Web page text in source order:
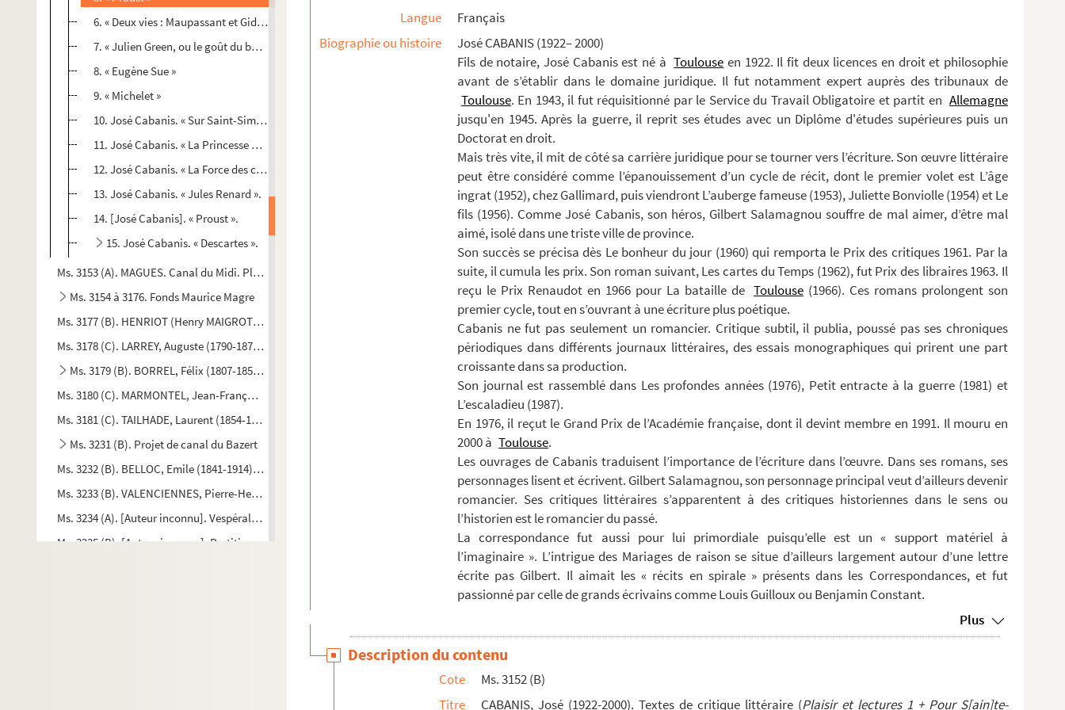
6. « Deux vies : Maupassant et Gide »
7. « Julien Green, ou le goût du bonheur »
8. « Eugène Sue »
9. « Michelet »
10. José Cabanis. « Sur Saint-Simon ».
11. José Cabanis. « La Princesse Mathilde ».
12. José Cabanis. « La Force des choses ».
13. José Cabanis. « Jules Renard ».
14. [José Cabanis]. « Proust ».
15. José Cabanis. « Descartes ».
Ms. 3153 (A). MAGUES. Canal du Midi. Plans et dessins du monument élevé sur les pierres de Naurouse à Pierre Paul ...
Ms. 3154 à 3176. Fonds Maurice Magre
Ms. 3177 (B). HENRIOT (Henry MAIGROT, dit ; 1857-1933). La Bourse et la Vie. Quarante croquis par Henriot (Pif).
Ms. 3178 (C). LARREY, Auguste (1790-1871). Correspondance familiale. 1831-1871
Ms. 3179 (B). BORREL, Félix (1807-1857). Manuscrits relatifs à la construction d’une barque destinée à la navigati...
Ms. 3180 (C). MARMONTEL, Jean-François (1723-1799). Lettre sur l’affaire Calas, adressée à Ribotte-Charon.
Ms. 3181 (C). TAILHADE, Laurent (1854-1919). Cas de conscience
Ms. 3231 (B). Projet de canal du Bazert
Ms. 3232 (B). BELLOC, Emile (1841-1914). Trois projets d’Etudes pyrénéennes. Résumés très succints par M. Emile Be...
Ms. 3233 (B). VALENCIENNES, Pierre-Henri de (1750-1819). Elémens de perspective pratique, à l’usage des artistes, ...
Ms. 3234 (A). [Auteur inconnu]. Vespéral in-folio
Ms. 3235 (B). [Auteur inconnu]. Partitions manuscrites, copiées à Toulouse le 24 août 1787 pour Mademoiselle Félic...
Ms. 3239 (A). [FONCES, Jacques] (restauration). Grand livre de choeur polyphonique.
Ms. 3240 (C). FAYOLLE, Félix de. Excursion sur la montagne d’Oo.
Ms. 3241 (B). DEFFES, Louis (1819-1900). La Lengo Moundino. Paraoulas de foc M. Lucien Mengaud. Musico de Louis De...
Langue
Français
Biographie ou histoire
José CABANIS (1922– 2000)
Fils de notaire, José Cabanis est né à Toulouse en 1922. Il fit deux licences en droit et philosophie
avant de s’établir dans le domaine juridique. Il fut notamment expert auprès des tribunaux de
Toulouse. En 1943, il fut réquisitionné par le Service du Travail Obligatoire et partit en Allemagne
jusqu'en 1945. Après la guerre, il reprit ses études avec un Diplôme d'études supérieures puis un
Doctorat en droit.
Mais très vite, il mit de côté sa carrière juridique pour se tourner vers l’écriture. Son œuvre littéraire
peut être considéré comme l’épanouissement d’un cycle de récit, dont le premier volet est L’âge
ingrat (1952), chez Gallimard, puis viendront L’auberge fameuse (1953), Juliette Bonviolle (1954) et Le
fils (1956). Comme José Cabanis, son héros, Gilbert Salamagnou souffre de mal aimer, d’être mal
aimé, isolé dans une triste ville de province.
Son succès se précisa dès Le bonheur du jour (1960) qui remporta le Prix des critiques 1961. Par la
suite, il cumula les prix. Son roman suivant, Les cartes du Temps (1962), fut Prix des libraires 1963. Il
reçu le Prix Renaudot en 1966 pour La bataille de Toulouse (1966). Ces romans prolongent son
premier cycle, tout en s’ouvrant à une écriture plus poétique.
Cabanis ne fut pas seulement un romancier. Critique subtil, il publia, poussé pas ses chroniques
périodiques dans différents journaux littéraires, des essais monographiques qui prirent une part
croissante dans sa production.
Son journal est rassemblé dans Les profondes années (1976), Petit entracte à la guerre (1981) et
L’escaladieu (1987).
En 1976, il reçut le Grand Prix de l’Académie française, dont il devint membre en 1991. Il mouru en
2000 à Toulouse.
Les ouvrages de Cabanis traduisent l’importance de l’écriture dans l’œuvre. Dans ses romans, ses
personnages lisent et écrivent. Gilbert Salamagnou, son personnage principal veut d’ailleurs devenir
romancier. Ses critiques littéraires s’apparentent à des critiques historiennes dans le sens ou
l’historien est le romancier du passé.
La correspondance fut aussi pour lui primordiale puisqu’elle est un « support matériel à
l’imaginaire ». L’intrigue des Mariages de raison se situe d’ailleurs largement autour d’une lettre
écrite pas Gilbert. Il aimait les « récits en spirale » présents dans les Correspondances, et fut
passionné par celle de grands écrivains comme Louis Guilloux ou Benjamin Constant.
Plus
Description du contenu
Cote
Ms. 3152 (B)
Titre
CABANIS, José (1922-2000). Textes de critique littéraire (Plaisir et lectures 1 + Pour S[ain]te-